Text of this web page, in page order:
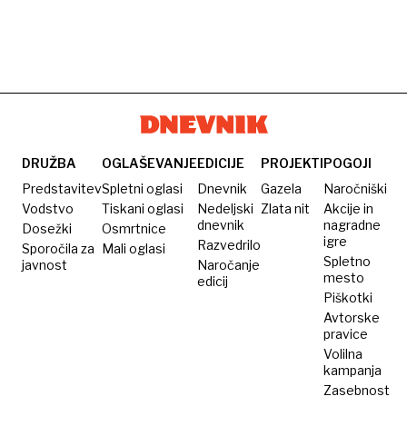
DRUŽBA
Predstavitev
Vodstvo
Dosežki
Sporočila za
javnost
OGLAŠEVANJE
Spletni oglasi
Tiskani oglasi
Osmrtnice
Mali oglasi
EDICIJE
Dnevnik
Nedeljski
dnevnik
Razvedrilo
Naročanje
edicij
PROJEKTI
Gazela
Zlata nit
POGOJI
Naročniški
Akcije in
nagradne
igre
Spletno
mesto
Piškotki
Avtorske
pravice
Volilna
kampanja
Zasebnost